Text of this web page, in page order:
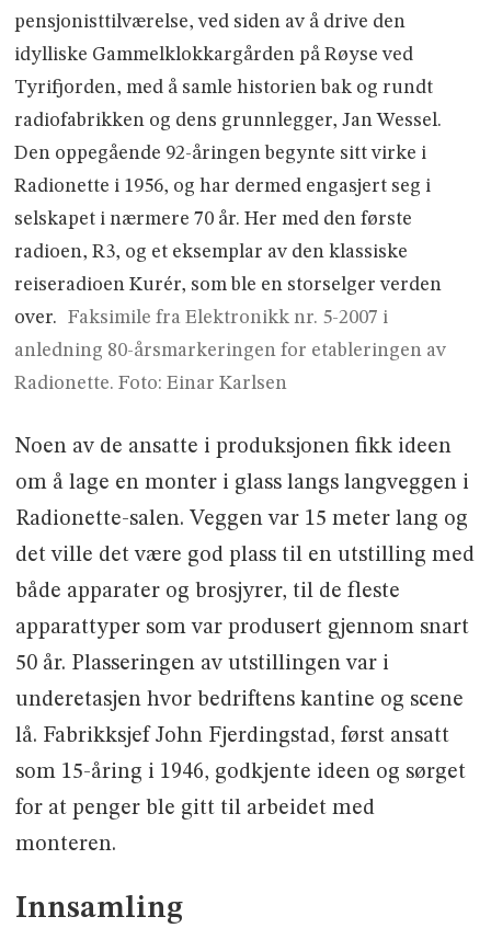
pensjonisttilværelse, ved siden av å drive den
idylliske Gammelklokkargården på Røyse ved
Tyrifjorden, med å samle historien bak og rundt
radiofabrikken og dens grunnlegger, Jan Wessel.
Den oppegående 92-åringen begynte sitt virke i
Radionette i 1956, og har dermed engasjert seg i
selskapet i nærmere 70 år. Her med den første
radioen, R3, og et eksemplar av den klassiske
reiseradioen Kurér, som ble en storselger verden
over.
Faksimile fra Elektronikk nr. 5-2007 i
anledning 80-årsmarkeringen for etableringen av
Radionette. Foto: Einar Karlsen
Noen av de ansatte i produksjonen fikk ideen
om å lage en monter i glass langs langveggen i
Radionette-salen. Veggen var 15 meter lang og
det ville det være god plass til en utstilling med
både apparater og brosjyrer, til de fleste
apparattyper som var produsert gjennom snart
50 år. Plasseringen av utstillingen var i
underetasjen hvor bedriftens kantine og scene
lå. Fabrikksjef John Fjerdingstad, først ansatt
som 15-åring i 1946, godkjente ideen og sørget
for at penger ble gitt til arbeidet med
monteren.
Innsamling